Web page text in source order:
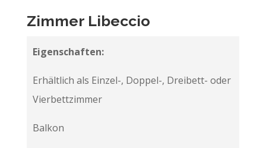
Zimmer Libeccio
Eigenschaften:
Erhältlich als Einzel-, Doppel-, Dreibett- oder
Vierbettzimmer
Balkon